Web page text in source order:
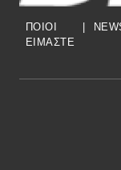
ΠΟΙΟΙ
ΕΙΜΑΣΤΕ
|